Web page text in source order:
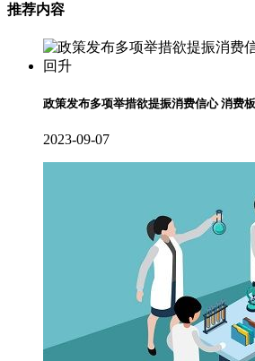
推荐内容
政策发布多项举措欲提振消费信心 消费
2023-09-07